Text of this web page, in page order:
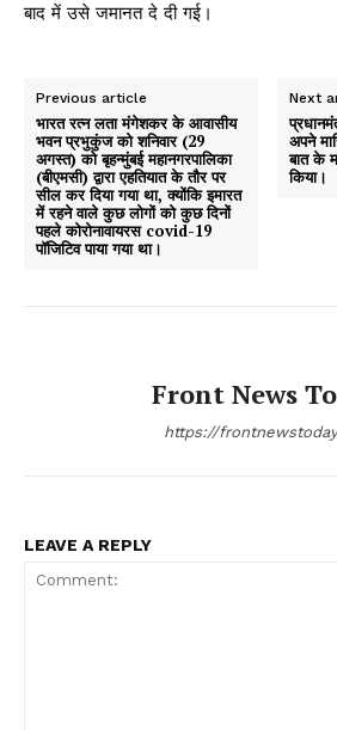
बाद में उसे जमानत दे दी गई।
Previous article
भारत रत्न लता मंगेशकर के आवासीय
भवन प्रभुकुंज को शनिवार (29
अगस्त) को बृहन्मुंबई महानगरपालिका
(बीएमसी) द्वारा एहतियात के तौर पर
सील कर दिया गया था, क्योंकि इमारत
में रहने वाले कुछ लोगों को कुछ दिनों
पहले कोरोनावायरस covid-19
पॉजिटिव पाया गया था।
Next
अपने
बात के
किया।
Front News
https://
LEAVE A REPLY